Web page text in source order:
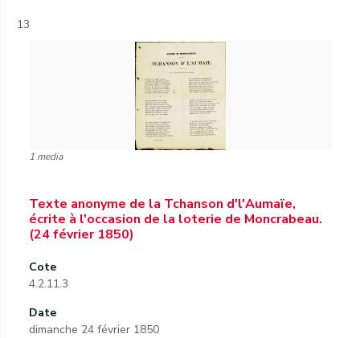
13
1 media
Texte anonyme de la Tchanson d'l'Aumaïe,
écrite à l'occasion de la loterie de Moncrabeau.
(24 février 1850)
Cote
4.2.11.3
Date
dimanche 24 février 1850